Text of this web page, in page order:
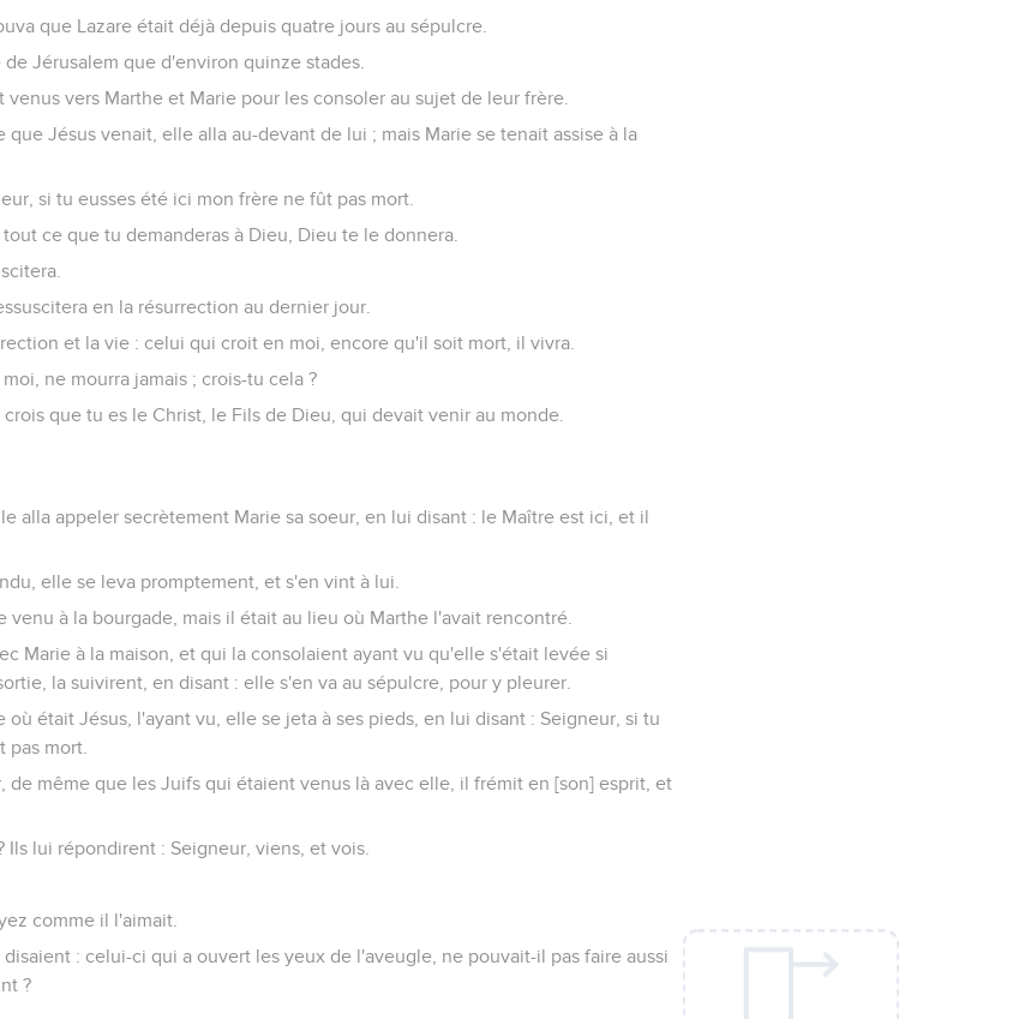
que Lazare était déjà depuis quatre jours au sépulcre.
Jérusalem que d'environ quinze stades.
venus vers Marthe et Marie pour les consoler au sujet de leur frère.
que Jésus venait, elle alla au-devant de lui ; mais Marie se tenait assise à la
si tu eusses été ici mon frère ne fût pas mort.
ce que tu demanderas à Dieu, Dieu te le donnera.
en la résurrection au dernier jour.
et la vie : celui qui croit en moi, encore qu'il soit mort, il vivra.
ne mourra jamais ; crois-tu cela ?
que tu es le Christ, le Fils de Dieu, qui devait venir au monde.
alla appeler secrètement Marie sa soeur, en lui disant : le Maître est ici, et il
elle se leva promptement, et s'en vint à lui.
venu à la bourgade, mais il était au lieu où Marthe l'avait rencontré.
Marie à la maison, et qui la consolaient ayant vu qu'elle s'était levée si
la suivirent, en disant : elle s'en va au sépulcre, pour y pleurer.
où était Jésus, l'ayant vu, elle se jeta à ses pieds, en lui disant : Seigneur, si tu
pas mort.
de même que les Juifs qui étaient venus là avec elle, il frémit en [son] esprit, et
Ils lui répondirent : Seigneur, viens, et vois.
comme il l'aimait.
: celui-ci qui a ouvert les yeux de l'aveugle, ne pouvait-il pas faire aussi
?